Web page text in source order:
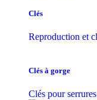
Clés
Reproduction et
Clés à gorge
Clés pour